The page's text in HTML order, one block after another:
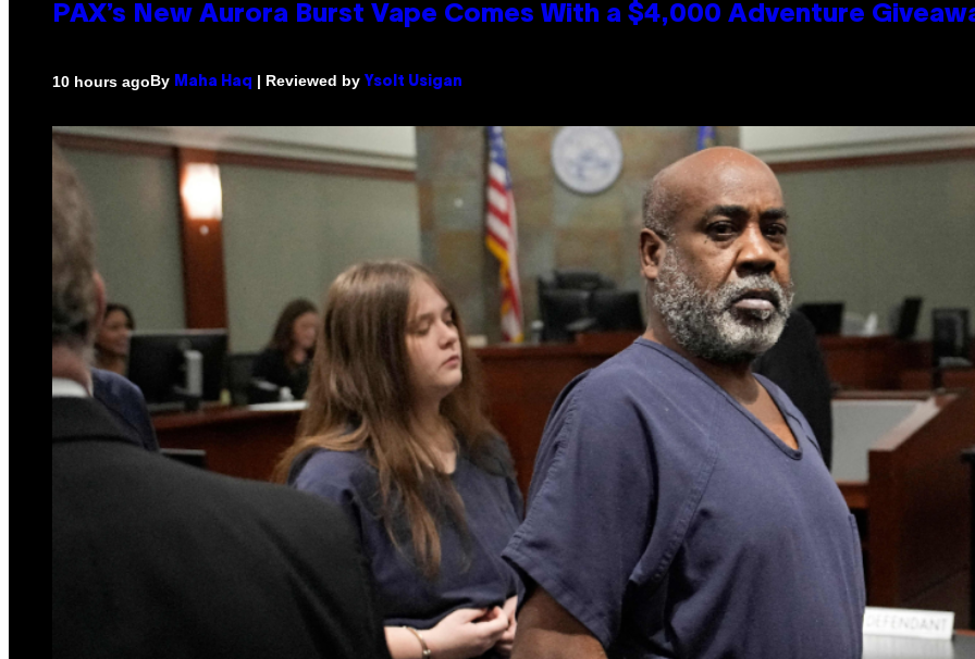
PAX’s New Aurora Burst Vape Comes With a $4,000 Adventure
10 hours agoBy Maha Haq | Reviewed by Ysolt Usigan